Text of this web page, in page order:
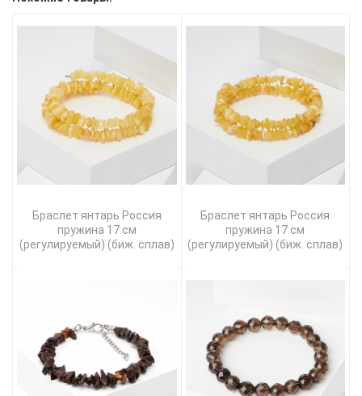
Браслет янтарь Россия
пружина 17 см
(регулируемый) (биж. сплав)
Браслет янтарь Россия
пружина 17 см
(регулируемый) (биж. сплав)